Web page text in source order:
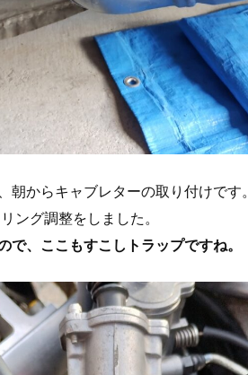
朝からキャブレターの取り付けです。
ング調整をしました。
、ここもすこしトラップですね。